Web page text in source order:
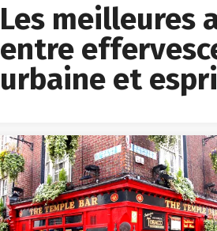
Les meilleures
entre
urbaine et